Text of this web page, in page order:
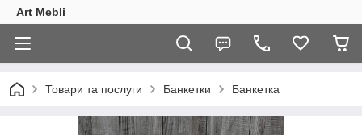
Art Mebli
Товари та послуги Банкетки Банкетка